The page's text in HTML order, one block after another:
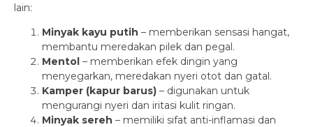
lain:
Minyak kayu putih – memberikan sensasi hangat,
membantu meredakan pilek dan pegal.
Mentol – memberikan efek dingin yang
menyegarkan, meredakan nyeri otot dan gatal.
Kamper (kapur barus) – digunakan untuk
mengurangi nyeri dan iritasi kulit ringan.
Minyak sereh – memiliki sifat anti-inflamasi dan